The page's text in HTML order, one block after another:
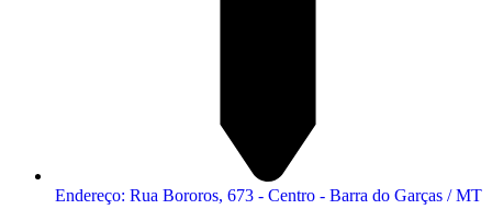
Endereço: Rua Bororos, 673 - Centro - Barra do Garças / MT